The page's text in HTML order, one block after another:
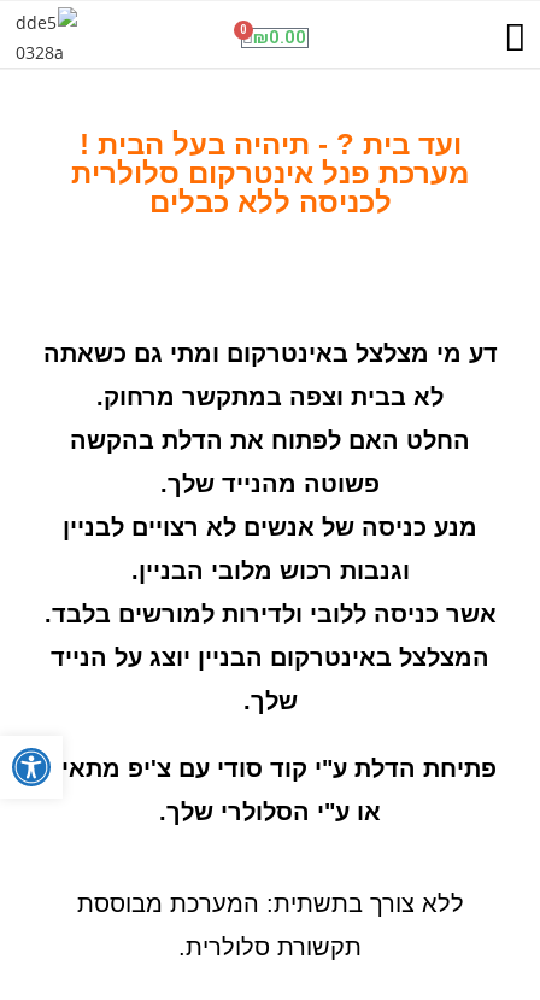
₪0.00
0
ועד בית ? - תיהיה בעל הבית !
מערכת פנל אינטרקום סלולרית
לכניסה ללא כבלים
דע מי מצלצל באינטרקום ומתי גם כשאתה
לא בבית וצפה במתקשר מרחוק.
החלט האם לפתוח את הדלת בהקשה
פשוטה מהנייד שלך.
מנע כניסה של אנשים לא רצויים לבניין
וגנבות רכוש מלובי הבניין.
אשר כניסה ללובי ולדירות למורשים בלבד.
המצלצל באינטרקום הבניין יוצג על הנייד
שלך.
פתיחת הדלת ע"י קוד סודי עם צ'יפ מתאים
או ע"י הסלולרי שלך.
ללא צורך בתשתית: המערכת מבוססת
תקשורת סלולרית.